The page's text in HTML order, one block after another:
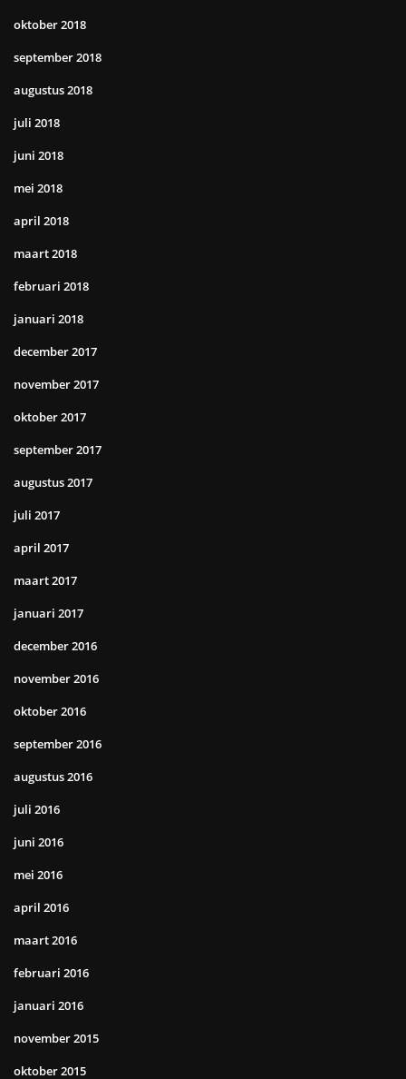
oktober 2018
september 2018
augustus 2018
juli 2018
juni 2018
mei 2018
april 2018
maart 2018
februari 2018
januari 2018
december 2017
november 2017
oktober 2017
september 2017
augustus 2017
juli 2017
april 2017
maart 2017
januari 2017
december 2016
november 2016
oktober 2016
september 2016
augustus 2016
juli 2016
juni 2016
mei 2016
april 2016
maart 2016
februari 2016
januari 2016
november 2015
oktober 2015